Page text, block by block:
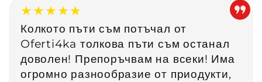
★★★★★
Колкото пъти съм потъчал от
Oferti4ka толкова пъти съм останал
доволен! Препоръчвам на всеки! Има
огромно разнообразие от приодукти,